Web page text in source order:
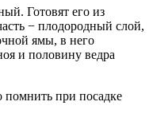
Готовят его из
− плодородный слой,
ямы, в него
и половину ведра
при посадке